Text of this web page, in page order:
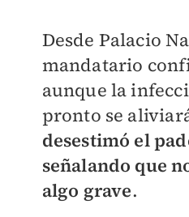
Desde Palacio
mandatario
aunque la
pronto se
desestimó el
señalando que
algo grave.